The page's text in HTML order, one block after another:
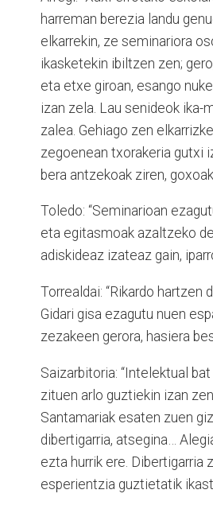
harreman berezia landu
elkarrekin, ze seminariora
ikasketekin ibiltzen zen;
eta etxe giroan, esango
izan zela. Lau senideok ika-
zalea. Gehiago zen
zegoenean txorakeria gutxi
bera antzekoak ziren,
Toledo: “Seminarioan
eta egitasmoak azaltzeko
adiskideaz izateaz gain,
Torrealdai: “Rikardo
Gidari gisa ezagutu nuen
zezakeen gerora, hasiera
Saizarbitoria: “Intelektual
zituen arlo guztiekin izan
Santamariak esaten zuen
dibertigarria, atsegina…
ezta hurrik ere.
esperientzia guztietatik